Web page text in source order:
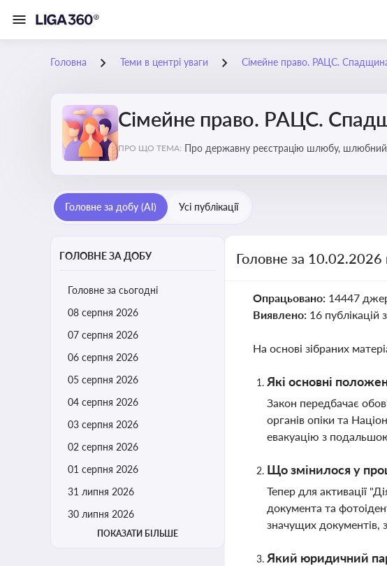
Головна Теми в центрі уваги Сімейне право. РАЦС.
Сімейне право. РАЦС.
ПРО ЩО ТЕМА: Про державну реєстрацію шлюбу, шлюбний
Головне за добу (AI) Усі публікації
ГОЛОВНЕ ЗА ДОБУ
Головне за сьогодні
08 серпня 2026
07 серпня 2026
06 серпня 2026
05 серпня 2026
04 серпня 2026
03 серпня 2026
02 серпня 2026
01 серпня 2026
31 липня 2026
30 липня 2026
ПОКАЗАТИ БІЛЬШЕ
Головне за
Опрацьовано: 14447
Виявлено: 16 публікацій
На основі зібраних
Які основні
Закон передбачає
органів опіки та
евакуацію з
Що змінилося у
Тепер для активації
документа та
значущих документів,
Який юридичний